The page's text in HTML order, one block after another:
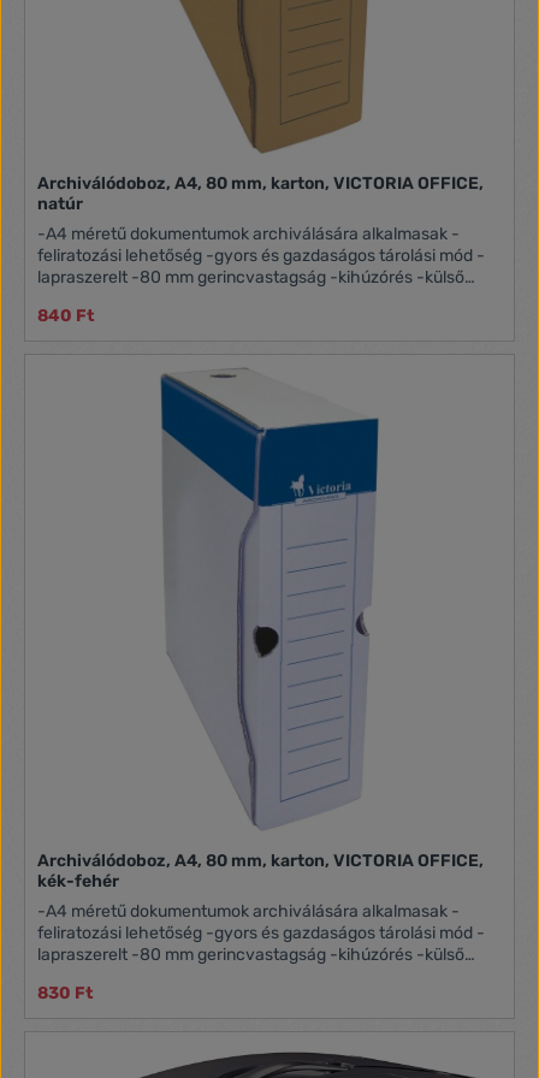
Archiválódoboz, A4, 80 mm, karton, VICTORIA OFFICE,
natúr
-A4 méretű dokumentumok archiválására alkalmasak -
feliratozási lehetőség -gyors és gazdaságos tárolási mód -
lapraszerelt -80 mm gerincvastagság -kihúzórés -külső
használati útmutató.
840 Ft
Archiválódoboz, A4, 80 mm, karton, VICTORIA OFFICE,
kék-fehér
-A4 méretű dokumentumok archiválására alkalmasak -
feliratozási lehetőség -gyors és gazdaságos tárolási mód -
lapraszerelt -80 mm gerincvastagság -kihúzórés -külső
használati útmutató.
830 Ft